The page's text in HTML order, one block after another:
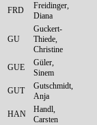
FRD
Freidinger,
Diana
GU
Guckert-
Thiede,
Christine
GUE
Güler,
Sinem
GUT
Gutschmidt,
Anja
HAN
Handl,
Carsten